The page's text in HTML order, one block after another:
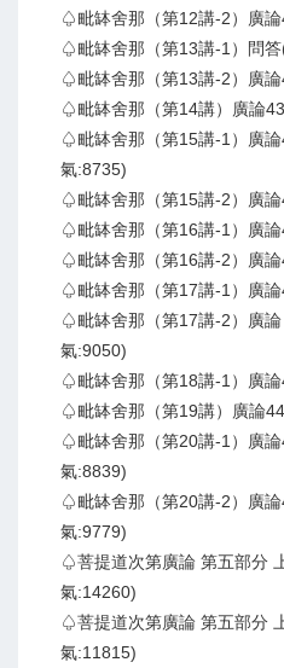
♤毗缽舍那（第12講-2）廣
♤毗缽舍那（第13講-1）問
♤毗缽舍那（第13講-2）廣
♤毗缽舍那（第14講）廣論
♤毗缽舍那（第15講-1）廣
氣:8735)
♤毗缽舍那（第15講-2）廣
♤毗缽舍那（第16講-1）廣
♤毗缽舍那（第16講-2）廣
♤毗缽舍那（第17講-1）廣
♤毗缽舍那（第17講-2）廣論
氣:9050)
♤毗缽舍那（第18講-1）廣
♤毗缽舍那（第19講）廣論
♤毗缽舍那（第20講-1）廣
氣:8839)
♤毗缽舍那（第20講-2）廣
氣:9779)
♤菩提道次第廣論 第五部分
氣:14260)
♤菩提道次第廣論 第五部分
氣:11815)